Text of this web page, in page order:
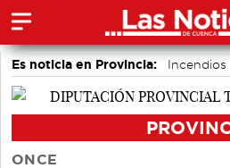
Es noticia en Provincia: Incendios
accidentes laborales
ONCE